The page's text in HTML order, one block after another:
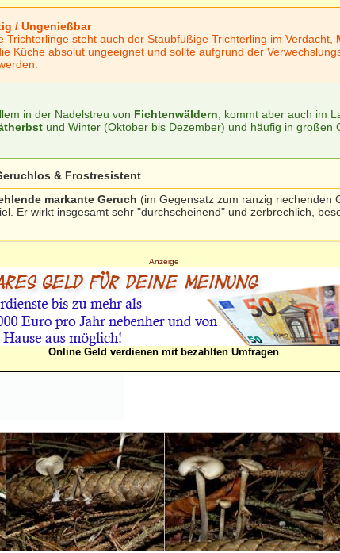
/ Ungenießbar
Trichterlinge steht auch der Staubfüßige Trichterling im Verdacht,
Küche absolut ungeeignet und sollte aufgrund der
in der Nadelstreu von Fichtenwäldern , kommt aber auch im
und Winter (Oktober bis Dezember) und häufig in großen
& Frostresistent
markante Geruch (im Gegensatz zum ranzig riechenden
Er wirkt insgesamt sehr "durchscheinend" und zerbrechlich,
Anzeige
Online Geld verdienen mit bezahlten Umfragen